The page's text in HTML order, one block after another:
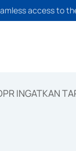
access to
INGATKAN